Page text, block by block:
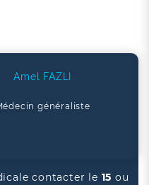
Amel FAZLI
généraliste
contacter le 15 ou